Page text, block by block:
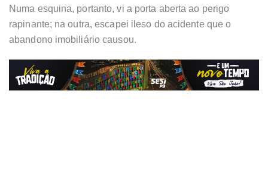
Numa esquina, portanto, vi a porta aberta ao perigo
rapinante; na outra, escapei ileso do acidente que o
abandono imobiliário causou.